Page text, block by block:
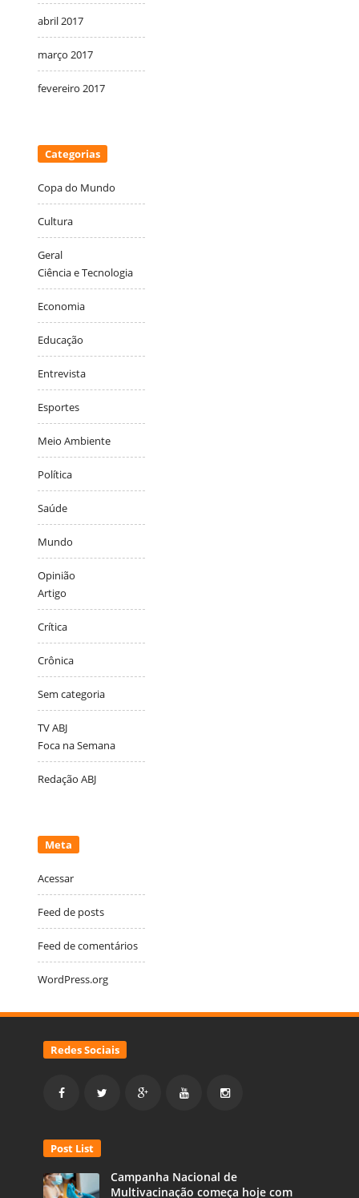
abril 2017
março 2017
fevereiro 2017
Categorias
Copa do Mundo
Cultura
Geral
Ciência e Tecnologia
Economia
Educação
Entrevista
Esportes
Meio Ambiente
Política
Saúde
Mundo
Opinião
Artigo
Crítica
Crônica
Sem categoria
TV ABJ
Foca na Semana
Redação ABJ
Meta
Acessar
Feed de posts
Feed de comentários
WordPress.org
Redes Sociais
Post List
Campanha Nacional de
Multivacinação começa hoje com